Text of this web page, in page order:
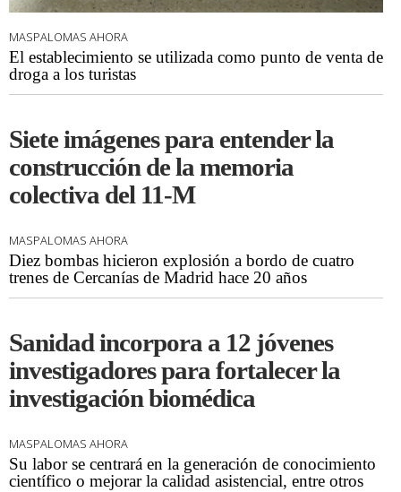
MASPALOMAS AHORA
El establecimiento se utilizada como punto de venta de
droga a los turistas
Siete imágenes para entender la
construcción de la memoria
colectiva del 11-M
MASPALOMAS AHORA
Diez bombas hicieron explosión a bordo de cuatro
trenes de Cercanías de Madrid hace 20 años
Sanidad incorpora a 12 jóvenes
investigadores para fortalecer la
investigación biomédica
MASPALOMAS AHORA
Su labor se centrará en la generación de conocimiento
científico o mejorar la calidad asistencial, entre otros